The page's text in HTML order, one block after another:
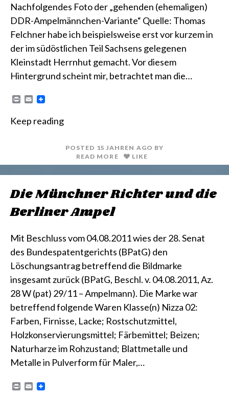
Nachfolgendes Foto der „gehenden (ehemaligen)
DDR-Ampelmännchen-Variante“ Quelle: Thomas
Felchner habe ich beispielsweise erst vor kurzem in
der im südöstlichen Teil Sachsens gelegenen
Kleinstadt Herrnhut gemacht. Vor diesem
Hintergrund scheint mir, betrachtet man die…
n
E
i
Keep reading
POSTED 15 JAHREN AGO BY
READ MORE
LIKE
Die Münchner Richter und die
Berliner Ampel
Mit Beschluss vom 04.08.2011 wies der 28. Senat
des Bundespatentgerichts (BPatG) den
Löschungsantrag betreffend die Bildmarke
insgesamt zurück (BPatG, Beschl. v. 04.08.2011, Az.
28 W (pat) 29/11 – Ampelmann). Die Marke war
betreffend folgende Waren Klasse(n) Nizza 02:
Farben, Firnisse, Lacke; Rostschutzmittel,
Holzkonservierungsmittel; Färbemittel; Beizen;
Naturharze im Rohzustand; Blattmetalle und
Metalle in Pulverform für Maler,…
P
E